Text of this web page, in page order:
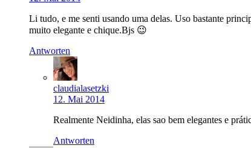
Li tudo, e me senti usando uma delas. Uso bastante
muito elegante e chique.Bjs 😉
Antworten
claudialasetzki
12. Mai 2014
Realmente Neidinha, elas sao bem elegantes e
Antworten